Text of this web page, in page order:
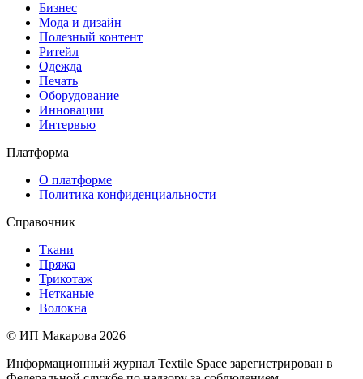
Бизнес
Мода и дизайн
Полезный контент
Ритейл
Одежда
Печать
Оборудование
Инновации
Интервью
Платформа
О платформе
Политика конфиденциальности
Справочник
Ткани
Пряжа
Трикотаж
Нетканые
Волокна
© ИП Макарова 2026
Информационный журнал Textile Space зарегистрирован в